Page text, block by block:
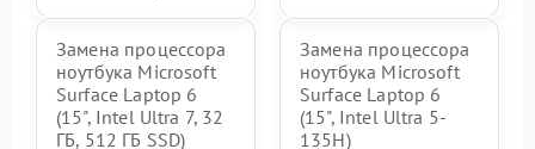
Замена процессора
ноутбука Microsoft
Surface Laptop 6
(15", Intel Ultra 7, 32
ГБ, 512 ГБ SSD)
Замена процессора
ноутбука Microsoft
Surface Laptop 6
(15", Intel Ultra 5-
135H)